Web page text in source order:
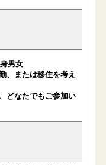
男女
、または移住を考え
どなたでもご参加い